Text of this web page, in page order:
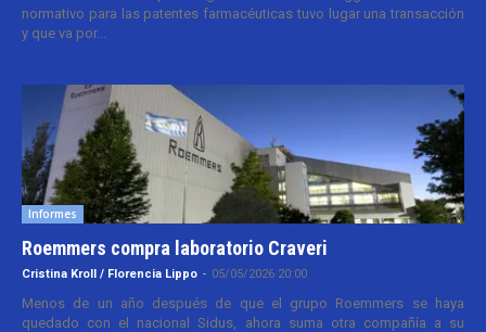
normativo para las patentes farmacéuticas tuvo lugar una transacción
y que va por...
Informes
Roemmers compra laboratorio Craveri
Cristina Kroll / Florencia Lippo - 05/05/2026 20:00
Menos de un año después de que el grupo Roemmers se haya
quedado con el nacional Sidus, ahora suma otra compañía a su